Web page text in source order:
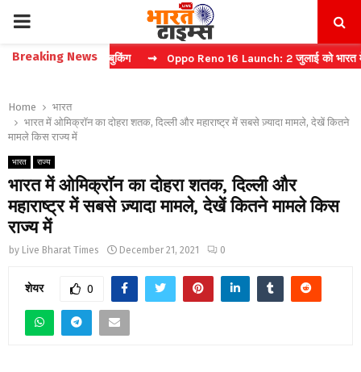
PRIMARY
MENU
Breaking News
फास्ट टिकट बुकिंग ⇝ Oppo Reno 16 Launch: 2 जुलाई को भारत में मचेगा
Home
भारत
भारत में ओमिक्रॉन का दोहरा शतक, दिल्ली और महाराष्ट्र में सबसे ज़्यादा मामले, देखें कितने
मामले किस राज्य में
भारत राज्य
भारत में ओमिक्रॉन का दोहरा शतक, दिल्ली और
महाराष्ट्र में सबसे ज़्यादा मामले, देखें कितने मामले किस
राज्य में
by Live Bharat Times December 21, 2021 0
शेयर 0